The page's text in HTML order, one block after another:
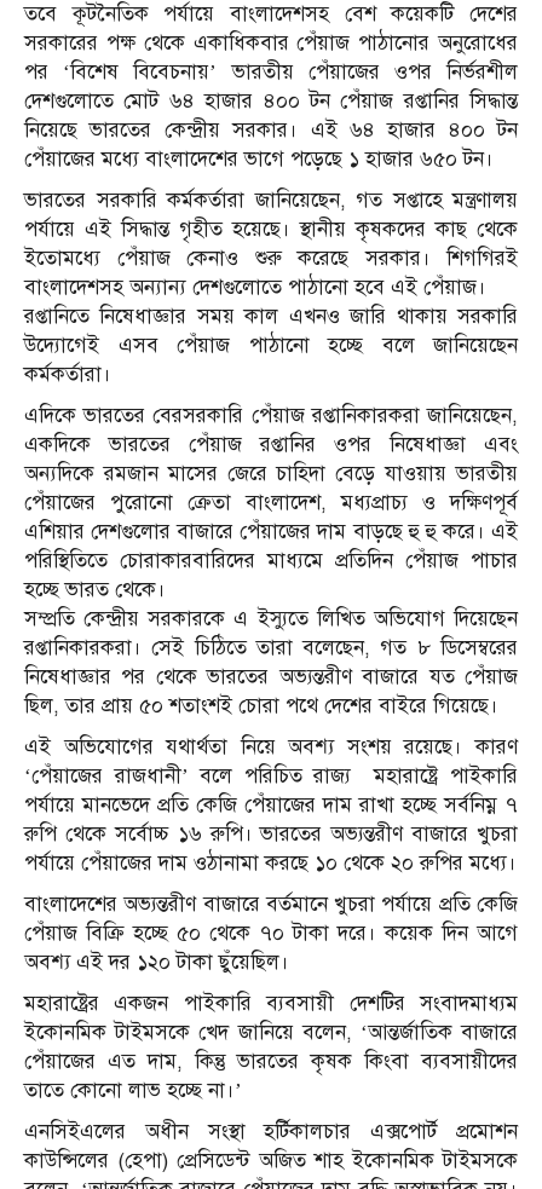
তবে কূটনৈতিক পর্যায়ে বাংলাদেশসহ বেশ কয়েকটি দেশের
সরকারের পক্ষ থেকে একাধিকবার পেঁয়াজ পাঠানোর অনুরোধের
পর ‘বিশেষ বিবেচনায়’ ভারতীয় পেঁয়াজের ওপর নির্ভরশীল
দেশগুলোতে মোট ৬৪ হাজার ৪০০ টন পেঁয়াজ রপ্তানির সিদ্ধান্ত
নিয়েছে ভারতের কেন্দ্রীয় সরকার। এই ৬৪ হাজার ৪০০ টন
পেঁয়াজের মধ্যে বাংলাদেশের ভাগে পড়েছে ১ হাজার ৬৫০ টন।
ভারতের সরকারি কর্মকর্তারা জানিয়েছেন, গত সপ্তাহে মন্ত্রণালয়
পর্যায়ে এই সিদ্ধান্ত গৃহীত হয়েছে। স্থানীয় কৃষকদের কাছ থেকে
ইতোমধ্যে পেঁয়াজ কেনাও শুরু করেছে সরকার। শিগগিরই
বাংলাদেশসহ অন্যান্য দেশগুলোতে পাঠানো হবে এই পেঁয়াজ।
রপ্তানিতে নিষেধাজ্ঞার সময় কাল এখনও জারি থাকায় সরকারি
উদ্যোগেই এসব পেঁয়াজ পাঠানো হচ্ছে বলে জানিয়েছেন
কর্মকর্তারা।
এদিকে ভারতের বেরসরকারি পেঁয়াজ রপ্তানিকারকরা জানিয়েছেন,
একদিকে ভারতের পেঁয়াজ রপ্তানির ওপর নিষেধাজ্ঞা এবং
অন্যদিকে রমজান মাসের জেরে চাহিদা বেড়ে যাওয়ায় ভারতীয়
পেঁয়াজের পুরোনো ক্রেতা বাংলাদেশ, মধ্যপ্রাচ্য ও দক্ষিণপূর্ব
এশিয়ার দেশগুলোর বাজারে পেঁয়াজের দাম বাড়ছে হু হু করে। এই
পরিস্থিতিতে চোরাকারবারিদের মাধ্যমে প্রতিদিন পেঁয়াজ পাচার
হচ্ছে ভারত থেকে।
সম্প্রতি কেন্দ্রীয় সরকারকে এ ইস্যুতে লিখিত অভিযোগ দিয়েছেন
রপ্তানিকারকরা। সেই চিঠিতে তারা বলেছেন, গত ৮ ডিসেম্বরের
নিষেধাজ্ঞার পর থেকে ভারতের অভ্যন্তরীণ বাজারে যত পেঁয়াজ
ছিল, তার প্রায় ৫০ শতাংশই চোরা পথে দেশের বাইরে গিয়েছে।
এই অভিযোগের যথার্থতা নিয়ে অবশ্য সংশয় রয়েছে। কারণ
‘পেঁয়াজের রাজধানী’ বলে পরিচিত রাজ্য মহারাষ্ট্রে পাইকারি
পর্যায়ে মানভেদে প্রতি কেজি পেঁয়াজের দাম রাখা হচ্ছে সর্বনিম্ন ৭
রুপি থেকে সর্বোচ্চ ১৬ রুপি। ভারতের অভ্যন্তরীণ বাজারে খুচরা
পর্যায়ে পেঁয়াজের দাম ওঠানামা করছে ১০ থেকে ২০ রুপির মধ্যে।
বাংলাদেশের অভ্যন্তরীণ বাজারে বর্তমানে খুচরা পর্যায়ে প্রতি কেজি
পেঁয়াজ বিক্রি হচ্ছে ৫০ থেকে ৭০ টাকা দরে। কয়েক দিন আগে
অবশ্য এই দর ১২০ টাকা ছুঁয়েছিল।
মহারাষ্ট্রের একজন পাইকারি ব্যবসায়ী দেশটির সংবাদমাধ্যম
ইকোনমিক টাইমসকে খেদ জানিয়ে বলেন, ‘আন্তর্জাতিক বাজারে
পেঁয়াজের এত দাম, কিন্তু ভারতের কৃষক কিংবা ব্যবসায়ীদের
তাতে কোনো লাভ হচ্ছে না।’
এনসিইএলের অধীন সংস্থা হর্টিকালচার এক্সপোর্ট প্রমোশন
কাউন্সিলের (হেপা) প্রেসিডেন্ট অজিত শাহ ইকোনমিক টাইমসকে